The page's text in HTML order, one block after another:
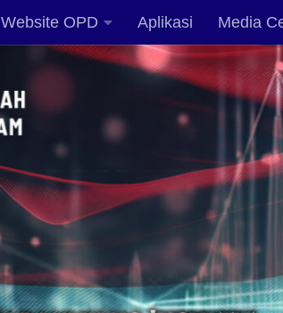
Website OPD Aplikasi Media